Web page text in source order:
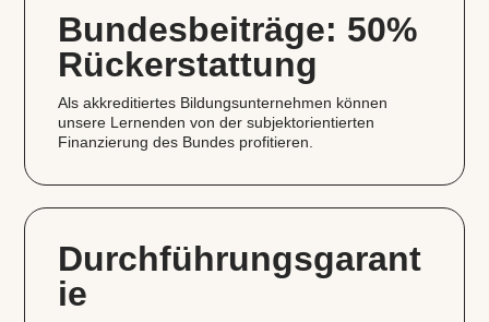
Bundesbeiträge: 50%
Rückerstattung
Als akkreditiertes Bildungsunternehmen können
unsere Lernenden von der subjektorientierten
Finanzierung des Bundes profitieren.
Durchführungsgarant
ie